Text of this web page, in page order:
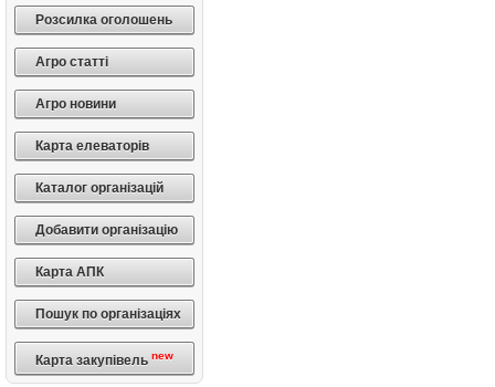
Розсилка оголошень
Агро статті
Агро новини
Карта елеваторів
Каталог організацій
Добавити організацію
Карта АПК
Пошук по організаціях
Карта закупівель new